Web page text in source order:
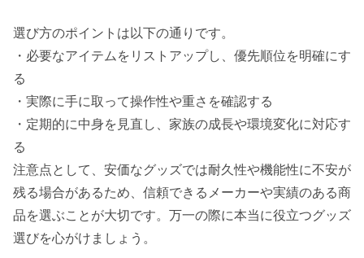
選び方のポイントは以下の通りです。
・必要なアイテムをリストアップし、優先順位を明確にす
る
・実際に手に取って操作性や重さを確認する
・定期的に中身を見直し、家族の成長や環境変化に対応す
る
注意点として、安価なグッズでは耐久性や機能性に不安が
残る場合があるため、信頼できるメーカーや実績のある商
品を選ぶことが大切です。万一の際に本当に役立つグッズ
選びを心がけましょう。